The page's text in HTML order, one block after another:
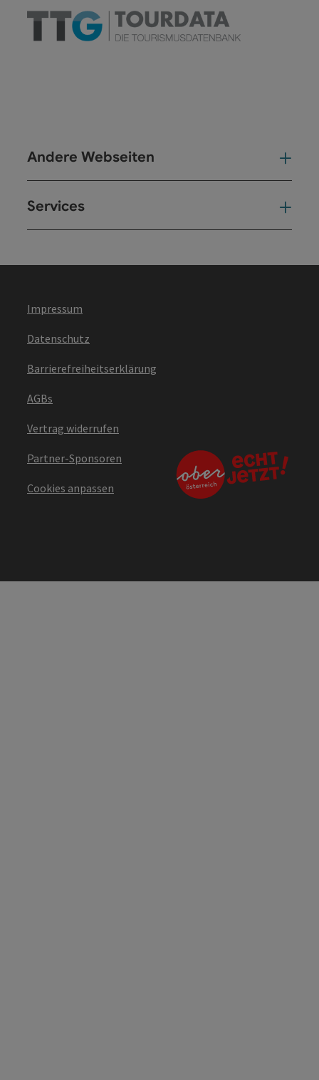
Andere Webseiten
Services
Impressum
Datenschutz
Barrierefreiheitserklärung
AGBs
Vertrag widerrufen
Partner-Sponsoren
Cookies anpassen